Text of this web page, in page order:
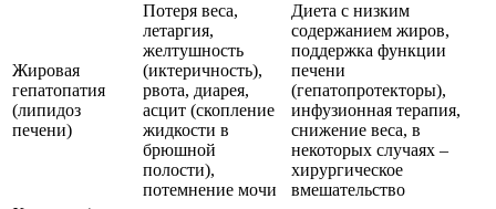
Жировая
гепатопатия
(липидоз
печени)
Потеря веса,
летаргия,
желтушность
(иктеричность),
рвота, диарея,
асцит (скопление
жидкости в
брюшной
полости),
потемнение мочи
Диета с низким
содержанием жиров,
поддержка функции
печени
(гепатопротекторы),
инфузионная терапия,
снижение веса, в
некоторых случаях –
хирургическое
вмешательство